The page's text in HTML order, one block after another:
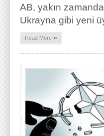
AB, yakın
Ukrayna gibi yeni
Read More »